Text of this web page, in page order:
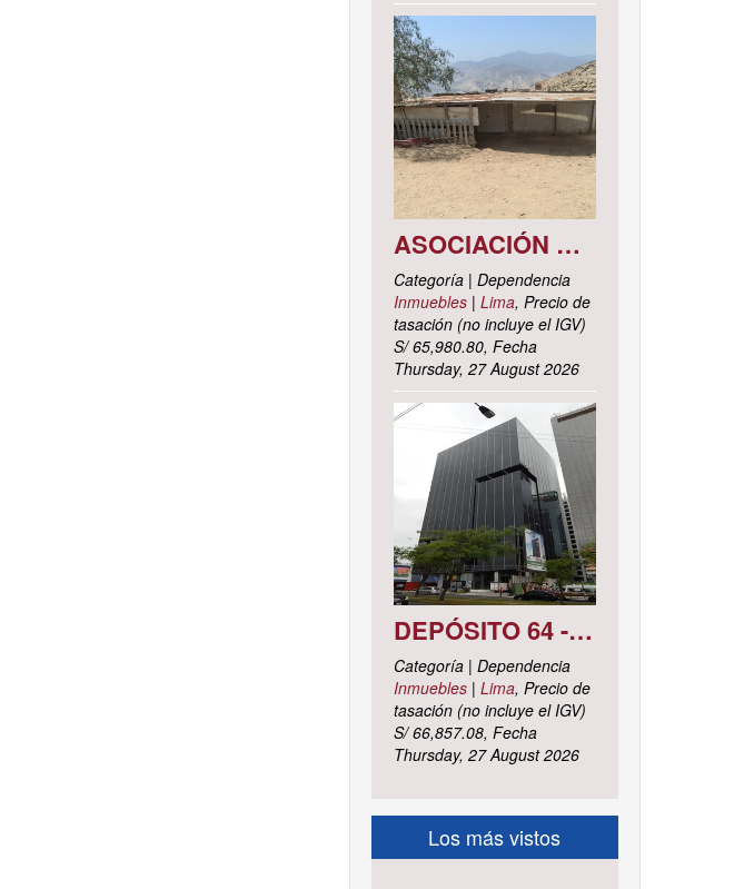
ASOCIACIÓN DE VIVIENDA LOS CACTUS MZ. C LOTE 9, DISTRITO DE PACHACAMAC, PROVINCIA Y DEPARTAMENTO DE LIMA
Categoría | Dependencia
Inmuebles| Lima, Precio de
tasación (no incluye el IGV)
S/ 65,980.80, Fecha
Thursday, 27 August 2026
DEPÓSITO 64 - SÓTANO 7 AVENIDA CIRCUNVALACIÓN DEL CLUB GOLF LOS INCAS N° 152 URBANIZACIÓN LOTIZACIÓN CLUB GOLF LOS INCAS DISTRITO SANTIAGO DE SURCO, PROVINCIA Y DEPARTAMENTO DE LIMA
Categoría | Dependencia
Inmuebles| Lima, Precio de
tasación (no incluye el IGV)
S/ 66,857.08, Fecha
Thursday, 27 August 2026
Los más vistos